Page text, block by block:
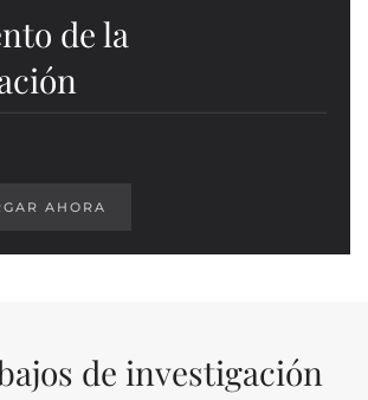
de la
AHORA
de investigación